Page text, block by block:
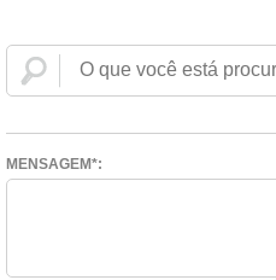
MENSAGEM*: